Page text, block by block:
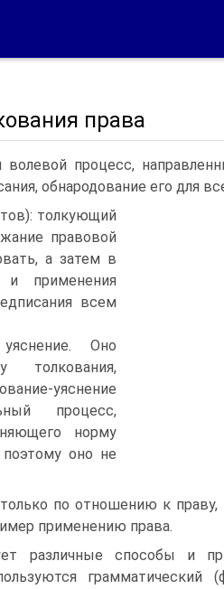
права
процесс,
обнародование его для
толкующий
правовой
а затем в
и применения
всем
Оно
толкования,
уяснение
процесс,
норму
оно не
по отношению к
применению права.
различные способы и
грамматический